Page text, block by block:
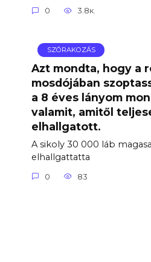
0 3.8к.
SZÓRAKOZÁS
Azt mondta, hogy a
mosdójában
a 8 éves lányom
valamit, amitől
elhallgatott.
A sikoly 30 000 láb
elhallgattatta
0 83